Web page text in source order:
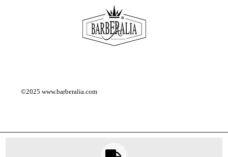
©2025www.barberalia.com